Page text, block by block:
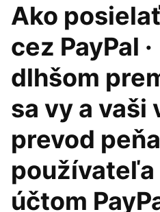
Ako
cez PayPal
dlhšom
sa vy a vaši
prevod
používateľa
účtom